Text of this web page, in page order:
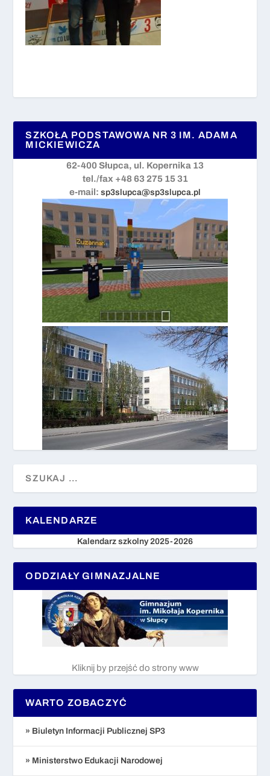
SZKOŁA PODSTAWOWA NR 3 IM. ADAMA
MICKIEWICZA
62-400 Słupca, ul. Kopernika 13
tel./fax +48 63 275 15 31
e-mail: sp3slupca@sp3slupca.pl
KALENDARZE
Kalendarz szkolny 2025-2026
ODDZIAŁY GIMNAZJALNE
Kliknij by przejść do strony www
WARTO ZOBACZYĆ
» Biuletyn Informacji Publicznej SP3
» Ministerstwo Edukacji Narodowej